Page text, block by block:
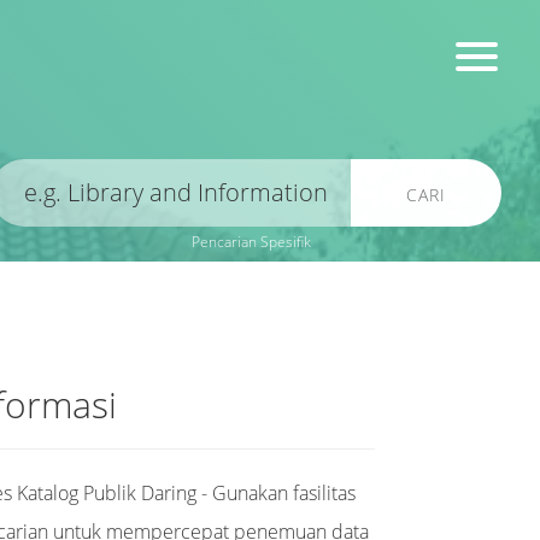
CARI
Pencarian Spesifik
Katalog Publik Daring - Gunakan fasilitas
untuk mempercepat penemuan data